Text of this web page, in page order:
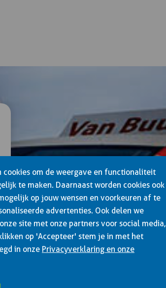
cookies om de weergave en functionaliteit
te maken. Daarnaast worden cookies ook
op jouw wensen en voorkeuren af te
advertenties. Ook delen we
site met onze partners voor social media,
op 'Accepteer' stem je in met het
in onze Privacyverklaring en onze